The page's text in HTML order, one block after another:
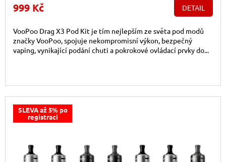
999 Kč DETAIL
VooPoo Drag X3 Pod Kit je tím nejlepším ze světa pod modů
značky VooPoo, spojuje nekompromisní výkon, bezpečný
vaping, vynikající podání chuti a pokrokové ovládací prvky do...
SLEVA až 5% po
registraci